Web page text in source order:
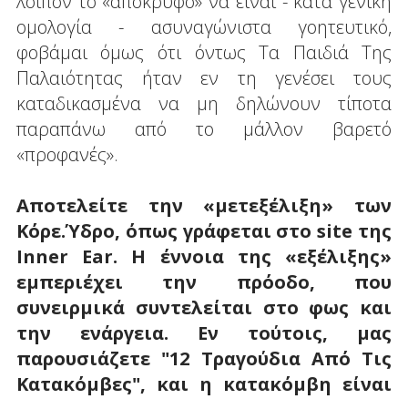
ομολογία - ασυναγώνιστα γοητευτικό,
φοβάμαι όμως ότι όντως Τα Παιδιά Της
Παλαιότητας ήταν εν τη γενέσει τους
καταδικασμένα να μη δηλώνουν τίποτα
παραπάνω από το μάλλον βαρετό
«προφανές».
Αποτελείτε την «μετεξέλιξη» των
Κόρε.Ύδρο, όπως γράφεται στο site της
Inner Ear. Η έννοια της «εξέλιξης»
εμπεριέχει την πρόοδο, που
συνειρμικά συντελείται στο φως και
την ενάργεια. Εν τούτοις, μας
παρουσιάζετε "12 Τραγούδια Από Τις
Κατακόμβες", και η κατακόμβη είναι